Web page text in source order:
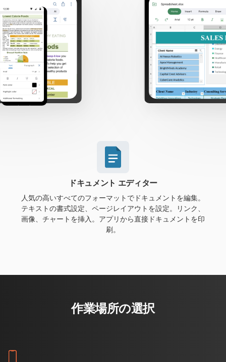
ドキュメント エディター
人気の高いすべてのフォーマットでドキュメントを編集。
テキストの書式設定、ページレイアウトを設定。リンク、
画像、チャートを挿入。アプリから直接ドキュメントを印
刷。
作業場所の選択